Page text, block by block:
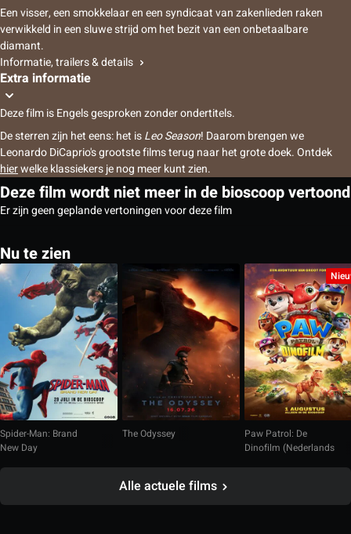
Een visser, een smokkelaar en een syndicaat van zakenlieden raken
verwikkeld in een sluwe strijd om het bezit van een onbetaalbare
diamant.
Informatie, trailers & details
Extra informatie
Deze film is Engels gesproken zonder ondertitels.
De sterren zijn het eens: het isLeo Season! Daarom brengen we
Leonardo DiCaprio's grootste films terug naar het grote doek. Ontdek
hierwelke klassiekers je nog meer kunt zien.
Deze film wordt niet meer in de bioscoop vertoond
Er zijn geen geplande vertoningen voor deze film
Nu te zien
Spider-Man: Brand
New Day
The Odyssey
Paw Patrol: De
Dinofilm (Nederlands
Alle actuele films